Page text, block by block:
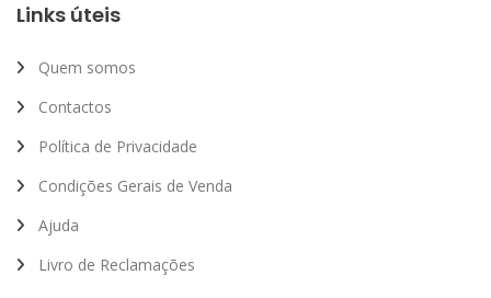
Links úteis
Quem somos
Contactos
Política de Privacidade
Condições Gerais de Venda
Ajuda
Livro de Reclamações